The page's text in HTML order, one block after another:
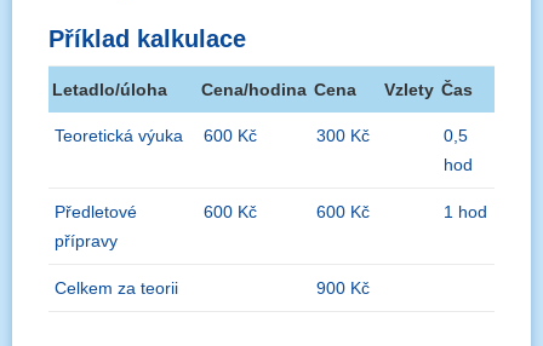
Příklad kalkulace
Letadlo/úloha Cena/hodina Cena Vzlety Čas
Teoretická výuka 600 Kč 300 Kč
0,5
hod
Předletové
přípravy
600 Kč 600 Kč 1 hod
Celkem za teorii 900 Kč